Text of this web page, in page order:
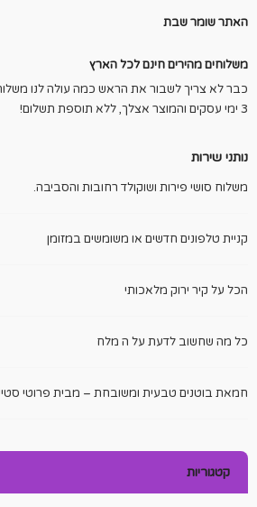
האתר שומר שבת
משלוחים מהירים חינם לכל הארץ
כבר לא צריך לשבור את הראש כמה עולה לנו
3 ימי עסקים והמוצר אצלך, ללא תוספת תשלום!
נותני שירות
משלוח סושי פירות ושוקולד רחובות והסביבה.
קניית טלפונים חדשים או משומשים במזומן
הכל על קיר ירוק מלאכותי
כל מה שחשוב לדעת על ה מלח
חמאת בוטנים טבעית ומשובחת – מבית פרוטי
קטגוריות